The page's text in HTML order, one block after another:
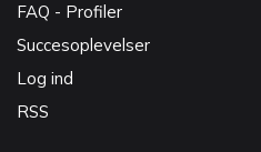
FAQ - Profiler
Succesoplevelser
Log ind
RSS